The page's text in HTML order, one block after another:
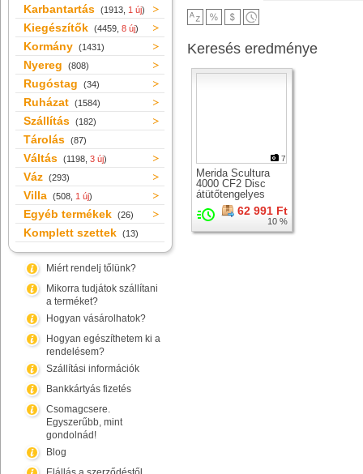
Karbantartás (1913, 1 új)
Kiegészítők (4459, 8 új)
Kormány (1431)
Nyereg (808)
Rugóstag (34)
Ruházat (1584)
Szállítás (182)
Tárolás (87)
Váltás (1198, 3 új)
Váz (293)
Villa (508, 1 új)
Egyéb termékek (26)
Komplett szettek (13)
Miért rendelj tőlünk?
Mikorra tudjátok szállítani
a terméket?
Hogyan vásárolhatok?
Hogyan egészíthetem ki a
rendelésem?
Szállítási információk
Bankkártyás fizetés
Csomagcsere.
Egyszerűbb, mint
gondolnád!
Blog
Keresés eredménye
7
Merida Scultura
4000 CF2 Disc
átütőtengelyes
országúti karbon
merev villa +62 991 Ft
10 %